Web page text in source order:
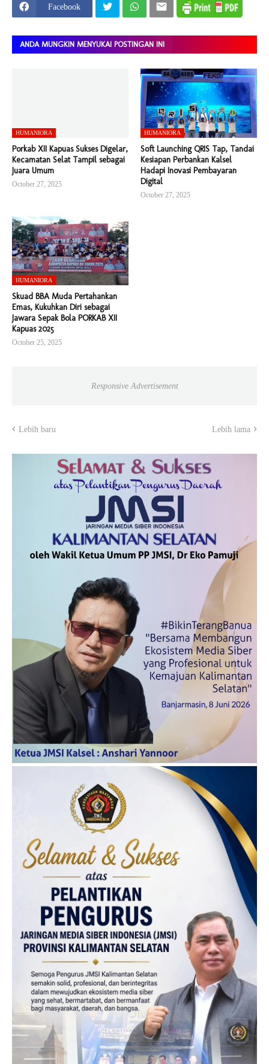
Facebook
ANDA MUNGKIN MENYUKAI POSTINGAN INI
HUMANIORA
Porkab XII Kapuas Sukses Digelar,
Kecamatan Selat Tampil sebagai
Juara Umum
October 27, 2025
HUMANIORA
Soft Launching QRIS Tap, Tandai
Kesiapan Perbankan Kalsel
Hadapi Inovasi Pembayaran
Digital
October 27, 2025
HUMANIORA
Skuad BBA Muda Pertahankan
Emas, Kukuhkan Diri sebagai
Jawara Sepak Bola PORKAB XII
Kapuas 2025
October 25, 2025
Responsive Advertisement
Lebih baru Lebih lama